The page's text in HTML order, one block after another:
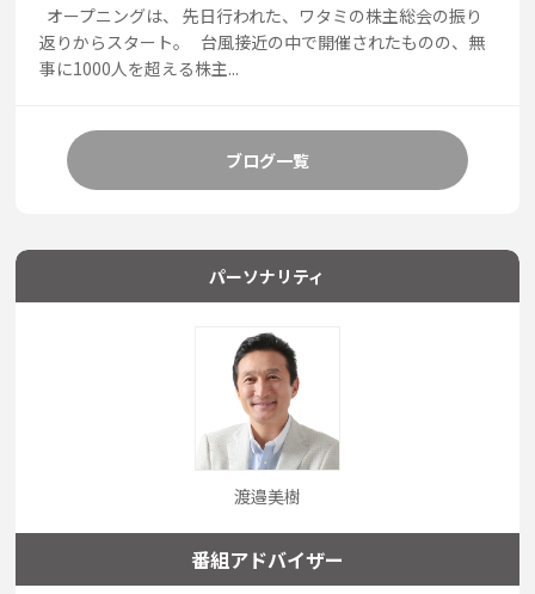
オープニングは、 先日行われた、ワタミの株主総会の振り
返りからスタート。 台風接近の中で開催されたものの、無
事に1000人を超える株主...
ブログ一覧
パーソナリティ
渡邉美樹
番組アドバイザー